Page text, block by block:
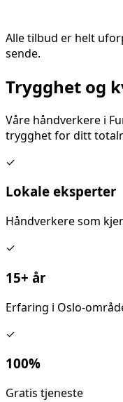
Alle tilbud er helt
sende.
Trygghet og
Våre håndverkere i
trygghet for ditt
✓
Lokale eksperter
Håndverkere som
✓
15+ år
Erfaring i Oslo-
✓
100%
Gratis tjeneste